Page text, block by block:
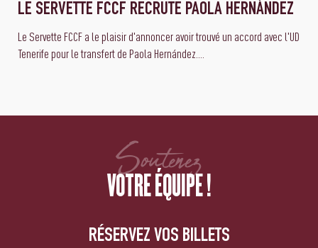
LE SERVETTE FCCF RECRUTE PAOLA HERNÁNDEZ
Le Servette FCCF a le plaisir d'annoncer avoir trouvé un accord avec l'UD
Tenerife pour le transfert de Paola Hernández....
Soutenez
VOTRE ÉQUIPE !
RÉSERVEZ VOS BILLETS